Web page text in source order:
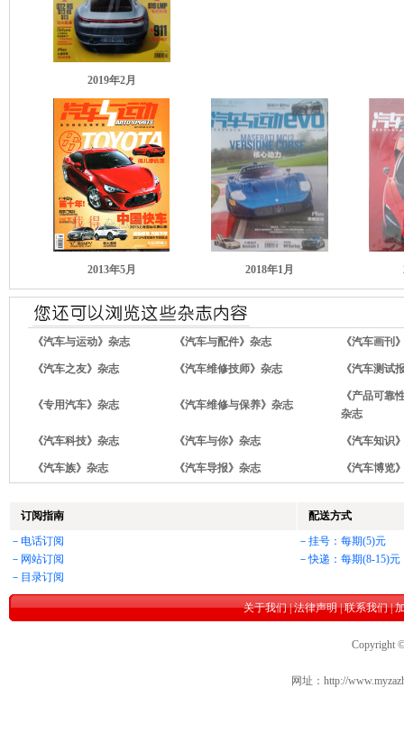
2019年2月
2013年5月 2018年1月
《汽车与运动》杂志 《汽车与配件》杂志 《汽车画刊
《汽车之友》杂志 《汽车维修技师》杂志 《汽车测试
《专用汽车》杂志 《汽车维修与保养》杂志
《产品可靠
杂志
《汽车科技》杂志 《汽车与你》杂志 《汽车知识
《汽车族》杂志 《汽车导报》杂志 《汽车博览